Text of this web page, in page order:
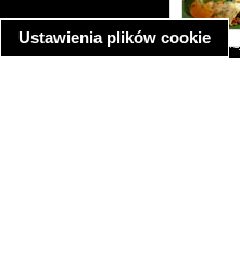
Ustawienia plików cookie
informacja
informacja o